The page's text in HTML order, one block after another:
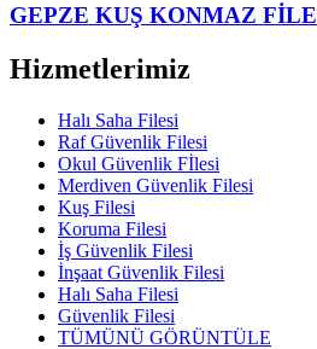
GEPZE KUŞ KONMAZ FİLE
Hizmetlerimiz
Halı Saha Filesi
Raf Güvenlik Filesi
Okul Güvenlik Fİlesi
Merdiven Güvenlik Filesi
Kuş Filesi
Koruma Filesi
İş Güvenlik Filesi
İnşaat Güvenlik Filesi
Halı Saha Filesi
Güvenlik Filesi
TÜMÜNÜ GÖRÜNTÜLE